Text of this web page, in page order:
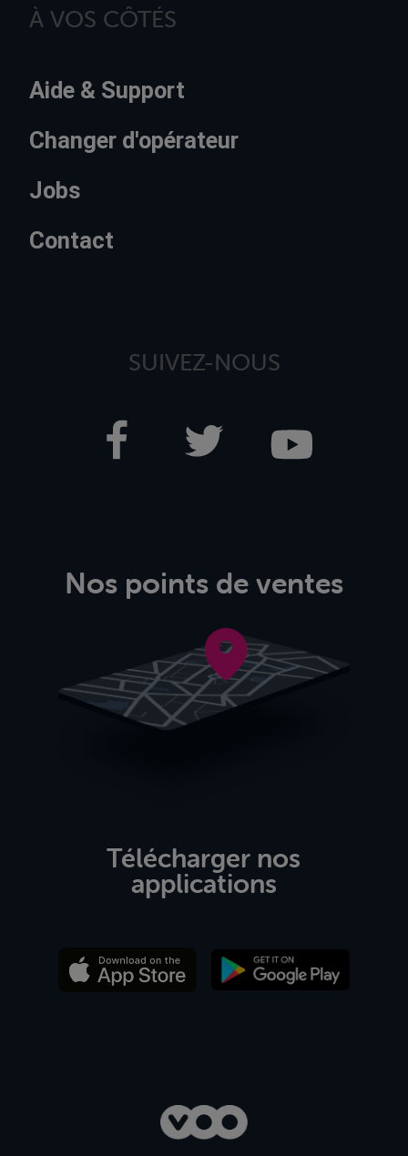
À VOS CÔTÉS
Aide & Support
Changer d'opérateur
Jobs
Contact
SUIVEZ-NOUS
Nos points de ventes
Télécharger nos
applications